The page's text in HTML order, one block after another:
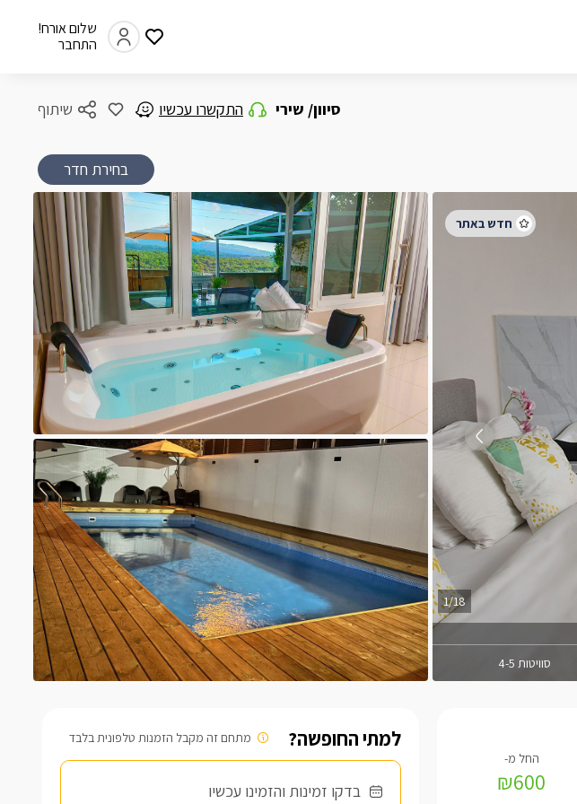
שלום אורח!
התחבר
שיתוף סיוון/ שירי התקשרו עכשיו
בחירת חדר
1/18
סוויטות 4-5
למתי החופשה? מתחם זה מקבל הזמנות טלפונית בלבד
בדקו זמינות והזמינו עכשיו ₪600